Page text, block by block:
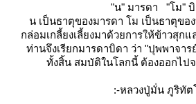
"น" มารดา "โม" บิ
น เป็นธาตุของมารดา โม เป็นธาตุขอ
กล่อมเกลี้ยงเลี้ยงมาด้วยการให้ข้าวสุก
ท่านจึงเรียกมารดาบิดา ว่า "ปุพพาจา
ทั้งสิ้น สมบัติในโลกนี้ ต้องออกไป
:-หลวงปู่มั่น ภูริทัต